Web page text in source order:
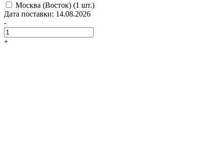
Москва (Восток) (1 шт.)
Дата поставки: 14.08.2026
-
+